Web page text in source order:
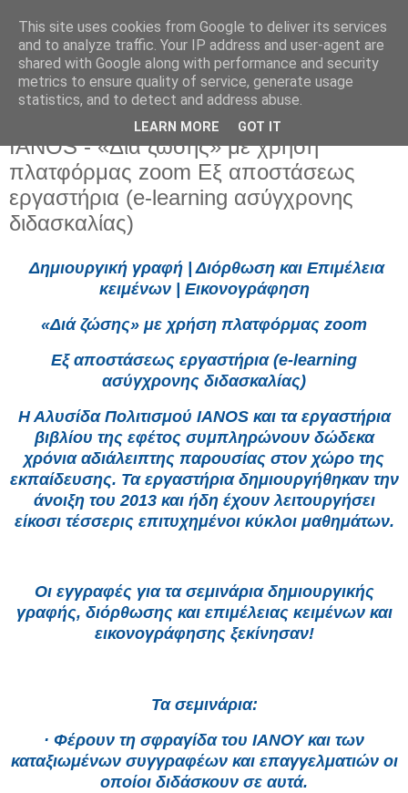
Τρίτη 21 Ιανουαρίου 2025
ΙΑΝΟS - «Διά ζώσης» με χρήση
πλατφόρμας zoom Eξ αποστάσεως
εργαστήρια (e-learning ασύγχρονης
διδασκαλίας)
Δημιουργική γραφή | Διόρθωση και Επιμέλεια
κειμένων | Εικονογράφηση
«Διά ζώσης» με χρήση πλατφόρμας zoom
Eξ αποστάσεως εργαστήρια (e-learning
ασύγχρονης διδασκαλίας)
Η Αλυσίδα Πολιτισμού IANOS και τα εργαστήρια
βιβλίου της εφέτος συμπληρώνουν δώδεκα
χρόνια αδιάλειπτης παρουσίας στον χώρο της
εκπαίδευσης. Τα εργαστήρια δημιουργήθηκαν την
άνοιξη του 2013 και ήδη έχουν λειτουργήσει
είκοσι τέσσερις επιτυχημένοι κύκλοι μαθημάτων.
Οι εγγραφές για τα σεμινάρια δημιουργικής
γραφής, διόρθωσης και επιμέλειας κειμένων και
εικονογράφησης ξεκίνησαν!
Τα σεμινάρια:
· Φέρουν τη σφραγίδα του ΙΑΝΟΥ και των
καταξιωμένων συγγραφέων και επαγγελματιών οι
οποίοι διδάσκουν σε αυτά.
This site uses cookies from Google to deliver its services
and to analyze traffic. Your IP address and user-agent are
shared with Google along with performance and security
metrics to ensure quality of service, generate usage
statistics, and to detect and address abuse.
LEARN MORE GOT IT